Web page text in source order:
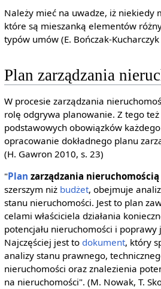
Należy mieć na uwadze, iż niekiedy
które są mieszanką elementów
typów umów (E. Bończak-
Plan zarządzania
W procesie zarządzania
rolę odgrywa planowanie. Z tego
podstawowych obowiązków
opracowanie dokładnego planu
(H. Gawron 2010, s. 23)
"Plan zarządzania nieruchomością
szerszym niż budżet, obejmuje
stanu nieruchomości. Jest to plan
celami właściciela działania
potencjału nieruchomości i
Najczęściej jest to dokument, który
analizy stanu prawnego,
nieruchomości oraz znalezienia
na nieruchomości". (M. Nowak, T.